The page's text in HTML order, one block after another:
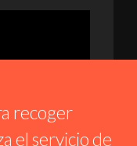
recoger
el servicio de